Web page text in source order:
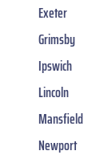
Exeter
Grimsby
Ipswich
Lincoln
Mansfield
Newport